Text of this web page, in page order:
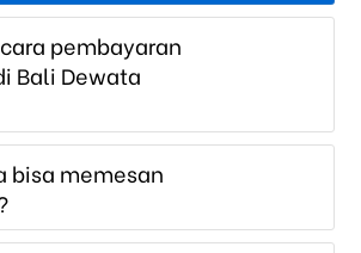
pembayaran
Bali Dewata
bisa memesan